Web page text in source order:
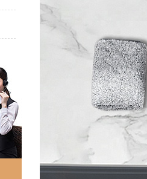
不鏽鋼浴室（shì）洗臉盆：時尚與（yǔ）實用的完美結合
廚房不鏽鋼水槽（cáo）的安裝技巧以及注（zhù）意事項
不鏽（xiù）鋼壁龕選購（gòu）技巧：打造時尚與實用的空間（jiān）
如何輕鬆保養不鏽鋼水槽：讓您（nín）的廚房常新（xīn）如初